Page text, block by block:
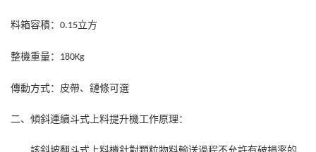
料箱容積： 0.15立方
整機重量： 180Kg
傳動方式：皮帶、鏈條可選
二、 傾斜連續斗式上料提升機工作原理：
該斜坡翻斗式上料機針對顆粒物料輸送過程不允許有破損率的